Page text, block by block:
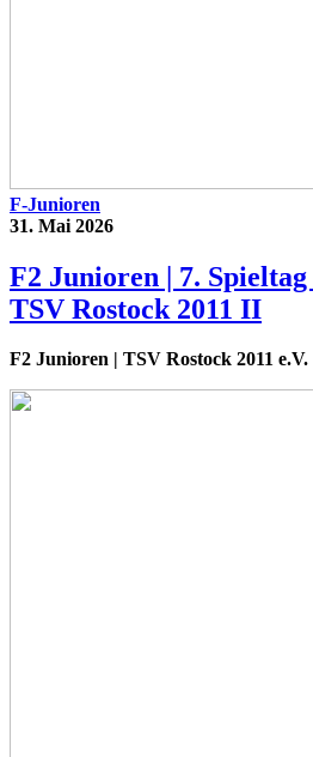
F-Junioren
31. Mai 2026
F2 Junioren | 7.
TSV Rostock 2011 II
F2 Junioren | TSV Rostock 2011 e.V.